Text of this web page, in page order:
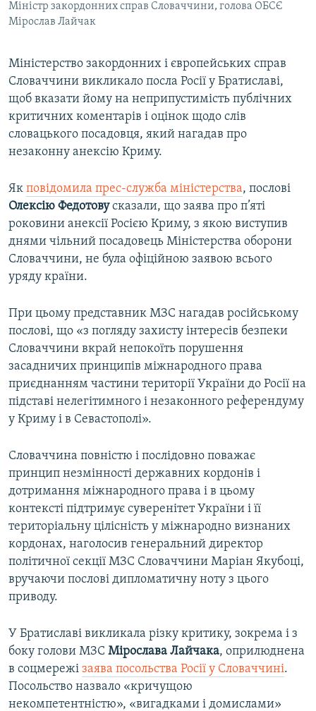
ІНФОГРАФІКА
ДОЛУЧАЙСЯ!
Усі сайти RFE/RL
Міністр закордонних справ Словаччини, голова ОБСЄ
Мірослав Лайчак
Міністерство закордонних і європейських справ
Словаччини викликало посла Росії у Братиславі,
щоб вказати йому на неприпустимість публічних
критичних коментарів і оцінок щодо слів
словацького посадовця, який нагадав про
незаконну анексію Криму.
Як повідомила прес-служба міністерства, послові
Олексію Федотовусказали, що заява про п’яті
роковини анексії Росією Криму, з якою виступив
днями чільний посадовець Міністерства оборони
Словаччини, не була офіційною заявою всього
уряду країни.
При цьому представник МЗС нагадав російському
послові, що «з погляду захисту інтересів безпеки
Словаччини вкрай непокоїть порушення
засадничих принципів міжнародного права
приєднанням частини території України до Росії на
підставі нелегітимного і незаконного референдуму
у Криму і в Севастополі».
Словаччина повністю і послідовно поважає
принцип незмінності державних кордонів і
дотримання міжнародного права і в цьому
контексті підтримує суверенітет України і її
територіальну цілісність у міжнародно визнаних
кордонах, наголосив генеральний директор
політичної секції МЗС Словаччини Маріан Якубоці,
вручаючи послові дипломатичну ноту з цього
приводу.
У Братиславі викликала різку критику, зокрема і з
боку голови МЗС Мірослава Лайчака, оприлюднена
в соцмережі заява посольства Росії у Словаччині.
Посольство назвало «кричущою
некомпетентністю», «вигадками і домислами»